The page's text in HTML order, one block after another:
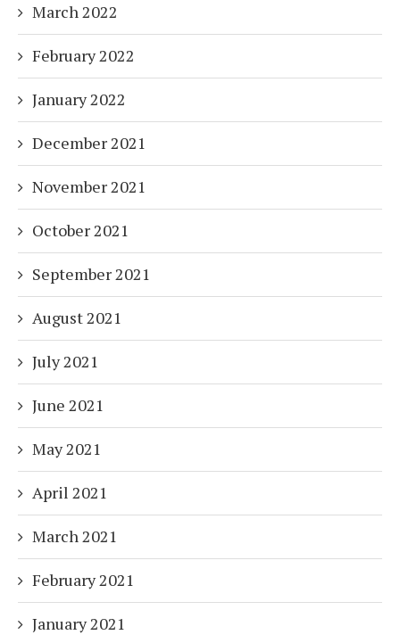
March 2022
February 2022
January 2022
December 2021
November 2021
October 2021
September 2021
August 2021
July 2021
June 2021
May 2021
April 2021
March 2021
February 2021
January 2021